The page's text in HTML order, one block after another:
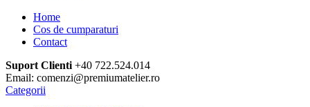
Home
Cos de cumparaturi
Contact
Suport Clienti +40 722.524.014
Email: comenzi@premiumatelier.ro
Categorii